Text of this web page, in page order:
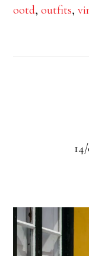
ootd,outfits,